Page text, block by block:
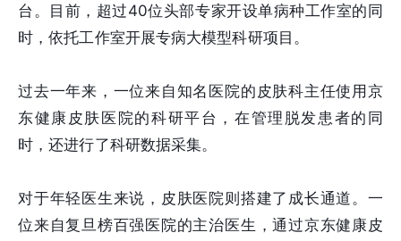
台。目前，超过40位头部专家开设单病种工作室的同
时，依托工作室开展专病大模型科研项目。
过去一年来，一位来自知名医院的皮肤科主任使用京
东健康皮肤医院的科研平台，在管理脱发患者的同
时，还进行了科研数据采集。
对于年轻医生来说，皮肤医院则搭建了成长通道。一
位来自复旦榜百强医院的主治医生，通过京东健康皮